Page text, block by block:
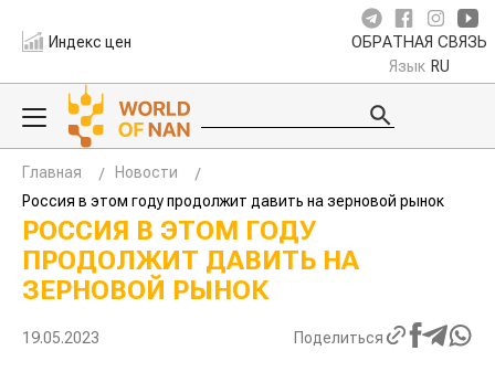
Индекс цен ОБРАТНАЯ СВЯЗЬ
Язык RU
Главная
Новости
Россия в этом году продолжит давить на зерновой рынок
РОССИЯ В ЭТОМ ГОДУ
ПРОДОЛЖИТ ДАВИТЬ НА
ЗЕРНОВОЙ РЫНОК
19.05.2023 Поделиться